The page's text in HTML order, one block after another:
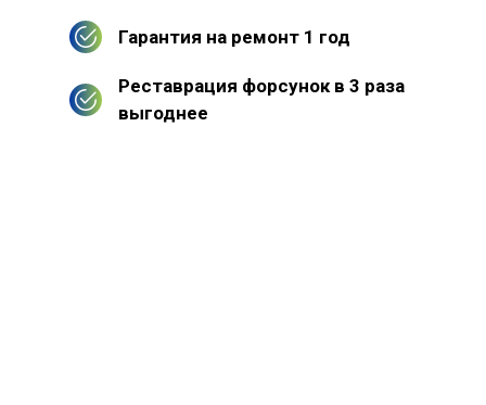
Гарантия на ремонт 1 год
Реставрация форсунок в 3 раза
выгоднее